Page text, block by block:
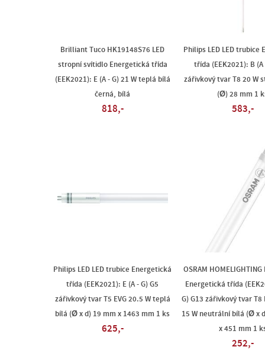
Brilliant Tuco HK19148S76 LED
stropní svítidlo Energetická třída
(EEK2021): E (A - G) 21 W teplá bílá
černá, bílá
818,-
Philips LED LED trubice
třída (EEK2021): B (A
zářivkový tvar T8 20 W
(Ø) 28 mm 1
583,-
Philips LED LED trubice Energetická
třída (EEK2021): E (A - G) G5
zářivkový tvar T5 EVG 20.5 W teplá
bílá (Ø x d) 19 mm x 1463 mm 1 ks
625,-
OSRAM
Energetická třída
G) G13 zářivkový tvar T8
15 W neutrální bílá (Ø x
x 451 mm 1
252,-